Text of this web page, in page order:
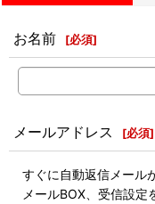
お名前 [必須]
メールアドレス [必須]
すぐに自動返信メール
メールBOX、受信設定